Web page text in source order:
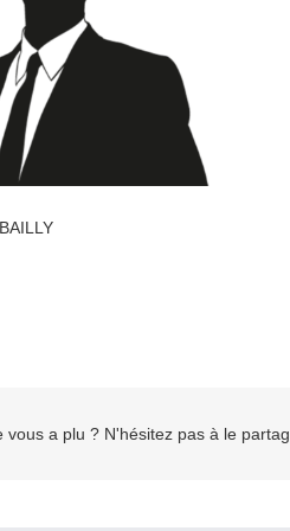
vous a plu ? N'hésitez pas à le